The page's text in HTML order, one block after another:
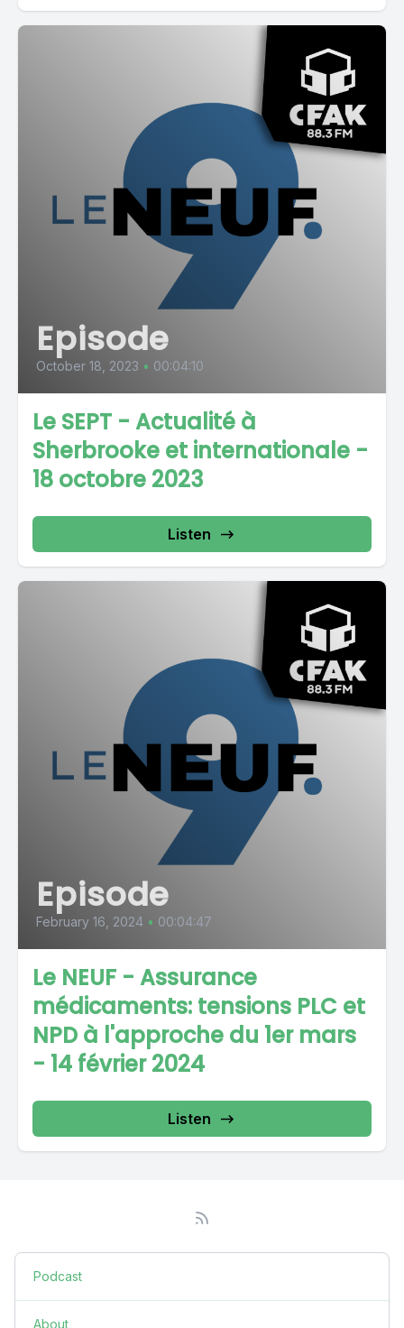
Episode
October 18, 2023 • 00:04:10
Le SEPT - Actualité à
Sherbrooke et internationale -
18 octobre 2023
Listen
Episode
February 16, 2024 • 00:04:47
Le NEUF - Assurance
médicaments: tensions PLC et
NPD à l'approche du 1er mars
- 14 février 2024
Listen
Podcast
About